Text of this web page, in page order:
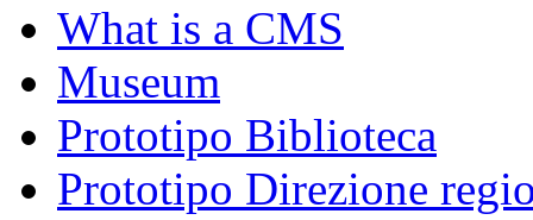
What is a CMS
Museum
Prototipo Biblioteca
Prototipo Direzione